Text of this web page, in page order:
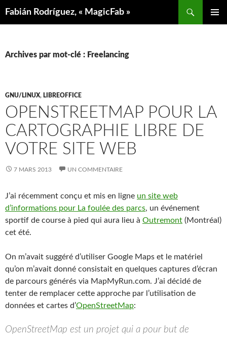
Fabián Rodríguez, « MagicFab »
Archives par mot-clé : Freelancing
GNU/LINUX, LIBREOFFICE
OPENSTREETMAP POUR LA
CARTOGRAPHIE LIBRE DE
VOTRE SITE WEB
7 MARS 2013 UN COMMENTAIRE
J’ai récemment conçu et mis en ligne un site web
d’informations pour La foulée des parcs, un événement
sportif de course à pied qui aura lieu à Outremont (Montréal)
cet été.
On m’avait suggéré d’utiliser Google Maps et le matériel
qu’on m’avait donné consistait en quelques captures d’écran
de parcours générés via MapMyRun.com. J’ai décidé de
tenter de remplacer cette approche par l’utilisation de
données et cartes d’OpenStreetMap:
OpenStreetMap est un projet qui a pour but de